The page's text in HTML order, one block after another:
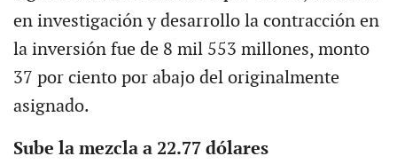
en investigación y desarrollo la contracción en
la inversión fue de 8 mil 553 millones, monto
37 por ciento por abajo del originalmente
asignado.
Sube la mezcla a 22.77 dólares